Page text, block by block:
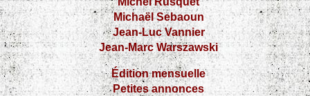
Michaël Sebaoun
Jean-Luc Vannier
Jean-Marc Warszawski
Édition mensuelle
Petites annonces